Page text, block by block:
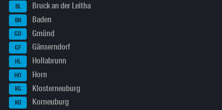
BL Bruck an der Leitha
BN Baden
GD Gmünd
GF Gänserndorf
HL Hollabrunn
HO Horn
KG Klosterneuburg
KO Korneuburg